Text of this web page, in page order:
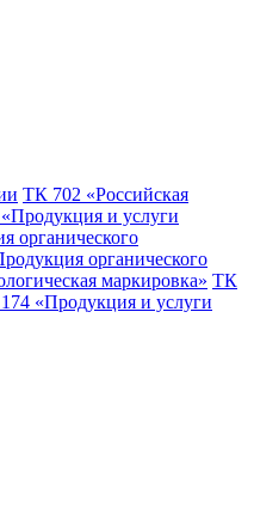
ТК 702 «Российская
и услуги
органического
органического
маркировка» ТК
«Продукция и услуги